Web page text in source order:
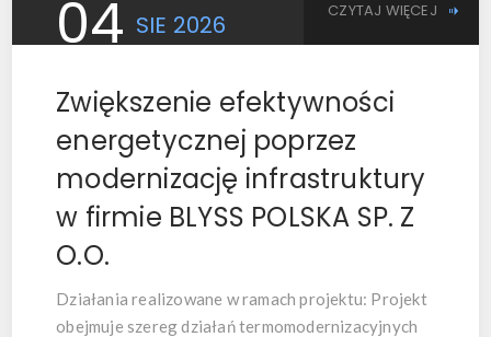
04 SIE 2026 CZYTAJ WIĘCEJ
Zwiększenie efektywności
energetycznej poprzez
modernizację infrastruktury
w firmie BLYSS POLSKA SP. Z
O.O.
Działania realizowane w ramach projektu: Projekt
obejmuje szereg działań termomodernizacyjnych